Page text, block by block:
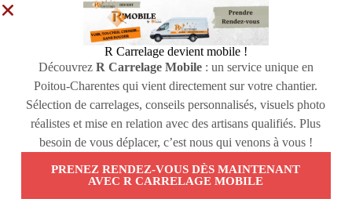
R Carrelage devient mobile !
Découvrez R Carrelage Mobile: un service unique en
Poitou-Charentes qui vient directement sur votre chantier.
Sélection de carrelages, conseils personnalisés, visuels photo
réalistes et mise en relation avec des artisans qualifiés. Plus
besoin de vous déplacer, c’est nous qui venons à vous !
PRENEZ RENDEZ-VOUS DÈS MAINTENANT
AVEC R CARRELAGE MOBILE